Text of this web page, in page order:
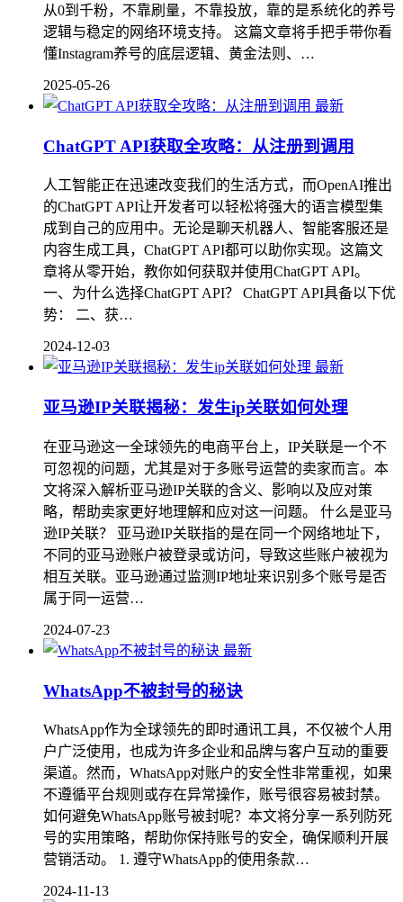
从0到千粉，不靠刷量，不靠投放，靠的是系统化的养号
逻辑与稳定的网络环境支持。 这篇文章将手把手带你看
懂Instagram养号的底层逻辑、黄金法则、…
2025-05-26
最新
ChatGPT API获取全攻略：从注册到调用
人工智能正在迅速改变我们的生活方式，而OpenAI推出
的ChatGPT API让开发者可以轻松将强大的语言模型集
成到自己的应用中。无论是聊天机器人、智能客服还是
内容生成工具，ChatGPT API都可以助你实现。这篇文
章将从零开始，教你如何获取并使用ChatGPT API。
一、为什么选择ChatGPT API？ ChatGPT API具备以下优
势： 二、获…
2024-12-03
最新
亚马逊IP关联揭秘：发生ip关联如何处理
在亚马逊这一全球领先的电商平台上，IP关联是一个不
可忽视的问题，尤其是对于多账号运营的卖家而言。本
文将深入解析亚马逊IP关联的含义、影响以及应对策
略，帮助卖家更好地理解和应对这一问题。 什么是亚马
逊IP关联？ 亚马逊IP关联指的是在同一个网络地址下，
不同的亚马逊账户被登录或访问，导致这些账户被视为
相互关联。亚马逊通过监测IP地址来识别多个账号是否
属于同一运营…
2024-07-23
最新
WhatsApp不被封号的秘诀
WhatsApp作为全球领先的即时通讯工具，不仅被个人用
户广泛使用，也成为许多企业和品牌与客户互动的重要
渠道。然而，WhatsApp对账户的安全性非常重视，如果
不遵循平台规则或存在异常操作，账号很容易被封禁。
如何避免WhatsApp账号被封呢？本文将分享一系列防死
号的实用策略，帮助你保持账号的安全，确保顺利开展
营销活动。 1. 遵守WhatsApp的使用条款…
2024-11-13